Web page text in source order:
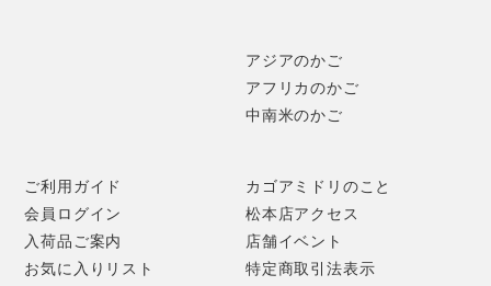
アジアのかご
アフリカのかご
中南米のかご
ご利用ガイド
会員ログイン
入荷品ご案内
お気に入りリスト
カゴアミドリのこと
松本店アクセス
店舗イベント
特定商取引法表示